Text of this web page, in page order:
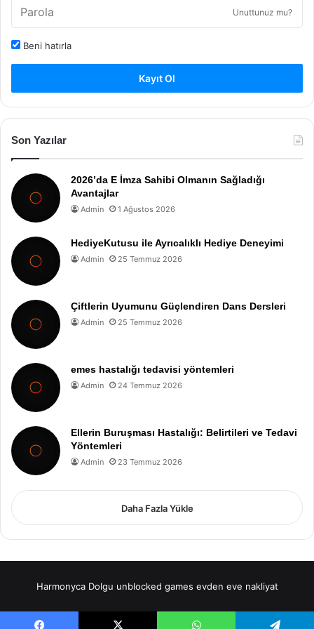
Unuttunuz mu?
Beni hatırla
Kayıt Ol
Son Yazılar
2026’da E İmza Sahibi Olmanın Sağladığı
Avantajlar
Admin 1 Ağustos 2026
HediyeKutusu ile Ayrıcalıklı Hediye Deneyimi
Admin 25 Temmuz 2026
Çiftlerin Uyumunu Güçlendiren Dans Dersleri
Admin 25 Temmuz 2026
emes hastalığı tedavisi yöntemleri
Admin 24 Temmuz 2026
Ellerin Buruşması Hastalığı: Belirtileri ve Tedavi
Yöntemleri
Admin 23 Temmuz 2026
Daha Fazla Yükle
Harmonyca Dolgu unblocked games evden eve nakliyat